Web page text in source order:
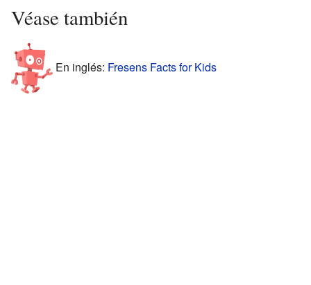
Véase también
En inglés: Fresens Facts for Kids